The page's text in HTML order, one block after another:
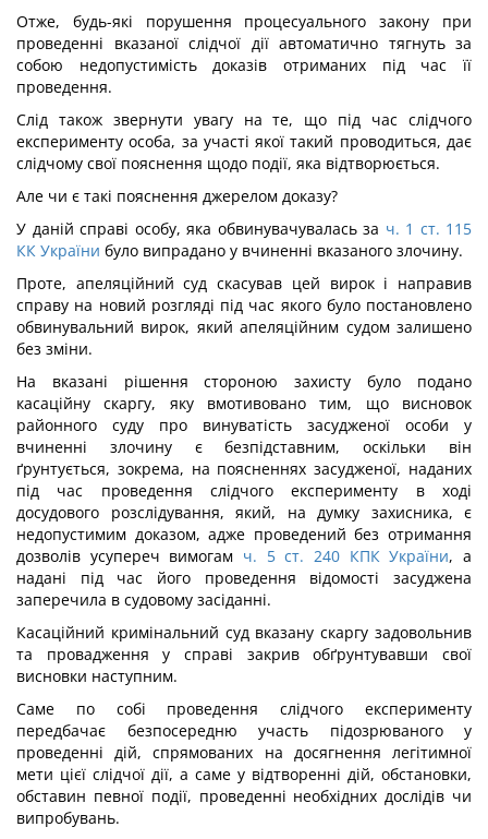
Отже, будь-які порушення процесуального закону при
проведенні вказаної слідчої дії автоматично тягнуть за
собою недопустимість доказів отриманих під час її
проведення.
Слід також звернути увагу на те, що під час слідчого
експерименту особа, за участі якої такий проводиться, дає
слідчому свої пояснення щодо події, яка відтворюється.
Але чи є такі пояснення джерелом доказу?
У даній справі особу, яка обвинувачувалась за ч. 1 ст. 115
КК України було випрадано у вчиненні вказаного злочину.
Проте, апеляційний суд скасував цей вирок і направив
справу на новий розгляді під час якого було постановлено
обвинувальний вирок, який апеляційним судом залишено
без зміни.
На вказані рішення стороною захисту було подано
касаційну скаргу, яку вмотивовано тим, що висновок
районного суду про винуватість засудженої особи у
вчиненні злочину є безпідставним, оскільки він
ґрунтується, зокрема, на поясненнях засудженої, наданих
під час проведення слідчого експерименту в ході
досудового розслідування, який, на думку захисника, є
недопустимим доказом, адже проведений без отримання
дозволів усупереч вимогам ч. 5 ст. 240 КПК України, а
надані під час його проведення відомості засуджена
заперечила в судовому засіданні.
Касаційний кримінальний суд вказану скаргу задовольнив
та провадження у справі закрив обґрунтувавши свої
висновки наступним.
Саме по собі проведення слідчого експерименту
передбачає безпосередню участь підозрюваного у
проведенні дій, спрямованих на досягнення легітимної
мети цієї слідчої дії, а саме у відтворенні дій, обстановки,
обставин певної події, проведенні необхідних дослідів чи
випробувань.